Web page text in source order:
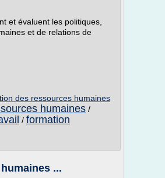
et évaluent les politiques,
et de relations de
des ressources humaines
humaines /
/ formation
...